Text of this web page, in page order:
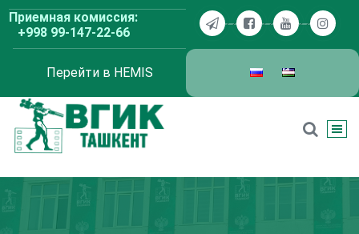
Перейти
содержимому
Приемная комиссия:
+998 99-147-22-66
Перейти в HEMIS